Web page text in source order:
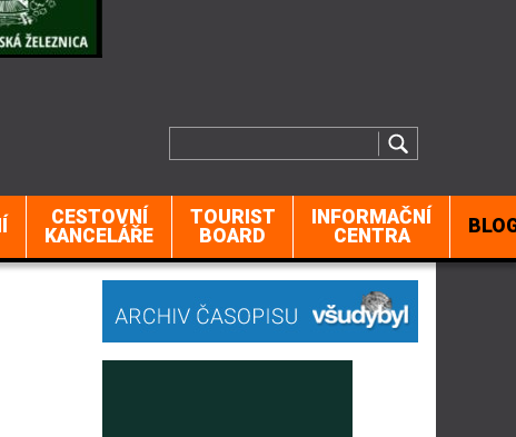
CESTOVNÍ
KANCELÁŘE
TOURIST
BOARD
INFORMAČNÍ
CENTRA